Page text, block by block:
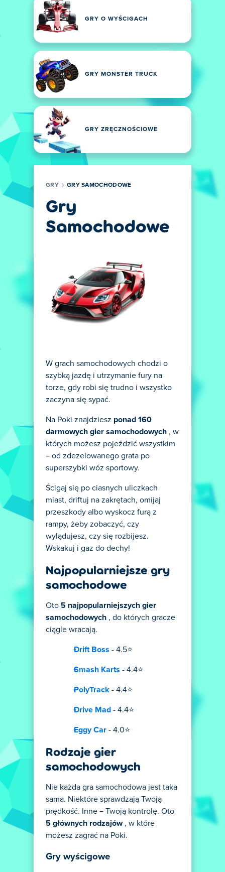
GRY O WYŚCIGACH
GRY MONSTER TRUCK
GRY ZRĘCZNOŚCIOWE
GRY GRY SAMOCHODOWE
Gry
Samochodowe
W grach samochodowych chodzi o
szybką jazdę i utrzymanie fury na
torze, gdy robi się trudno i wszystko
zaczyna się sypać.
Na Poki znajdziesz ponad 160
darmowych gier samochodowych , w
których możesz pojeździć wszystkim
– od zdezelowanego grata po
superszybki wóz sportowy.
Ścigaj się po ciasnych uliczkach
miast, driftuj na zakrętach, omijaj
przeszkody albo wyskocz furą z
rampy, żeby zobaczyć, czy
wylądujesz, czy się rozbijesz.
Wskakuj i gaz do dechy!
Najpopularniejsze gry
samochodowe
Oto 5 najpopularniejszych gier
samochodowych , do których gracze
ciągle wracają.
Drift Boss - 4.5⭐
Smash Karts - 4.4⭐
PolyTrack - 4.4⭐
Drive Mad - 4.4⭐
Eggy Car - 4.0⭐
Rodzaje gier
samochodowych
Nie każda gra samochodowa jest taka
sama. Niektóre sprawdzają Twoją
prędkość. Inne – Twoją kontrolę. Oto
5 głównych rodzajów, w które
możesz zagrać na Poki.
Gry wyścigowe